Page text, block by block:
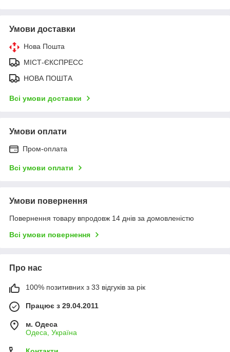
Умови доставки
Нова Пошта
МІСТ-ЄКСПРЕСС
НОВА ПОШТА
Всі умови доставки
Умови оплати
Пром-оплата
Всі умови оплати
Умови повернення
Повернення товару впродовж 14 днів за домовленістю
Всі умови повернення
Про нас
100% позитивних з 33 відгуків за рік
Працює з 29.04.2011
м. Одеса
Одеса, Україна